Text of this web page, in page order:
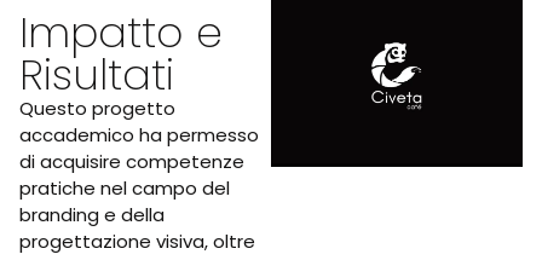
Impatto e
Risultati
Questo progetto
accademico ha permesso
di acquisire competenze
pratiche nel campo del
branding e della
progettazione visiva, oltre